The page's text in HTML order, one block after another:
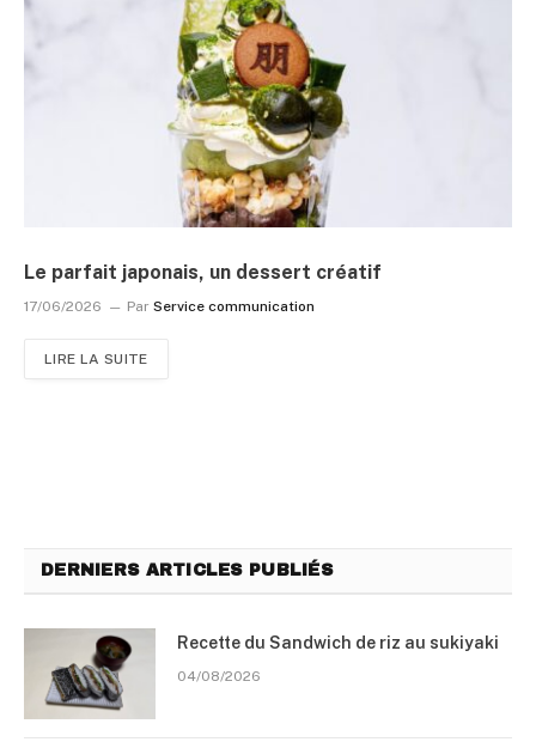
Le parfait japonais, un dessert créatif
17/06/2026 Par Service communication
LIRE LA SUITE
DERNIERS ARTICLES PUBLIÉS
Recette du Sandwich de riz au sukiyaki
04/08/2026